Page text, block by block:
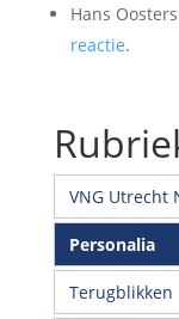
Hans
reactie.
VNG Utrecht
Personalia
Terugblikken